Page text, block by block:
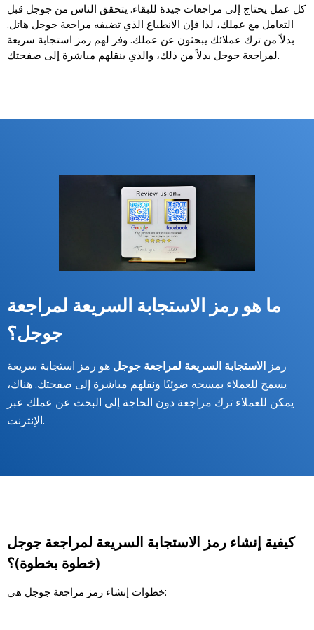
كل عمل يحتاج إلى مراجعات جيدة للبقاء. يتحقق الناس من جوجل قبل
التعامل مع عملك، لذا فإن الانطباع الذي تضيفه مراجعة جوجل هائل.
بدلاً من ترك عملائك يبحثون عن عملك. وفر لهم رمز استجابة سريعة
لمراجعة جوجل بدلاً من ذلك، والذي ينقلهم مباشرة إلى صفحتك.
ما هو رمز الاستجابة السريعة لمراجعة
جوجل؟
رمز الاستجابة السريعة لمراجعة جوجل هو رمز استجابة سريعة
يسمح للعملاء بمسحه ضوئيًا ونقلهم مباشرة إلى صفحتك. هناك،
يمكن للعملاء ترك مراجعة دون الحاجة إلى البحث عن عملك عبر
الإنترنت.
كيفية إنشاء رمز الاستجابة السريعة لمراجعة جوجل
(خطوة بخطوة)؟
خطوات إنشاء رمز مراجعة جوجل هي: